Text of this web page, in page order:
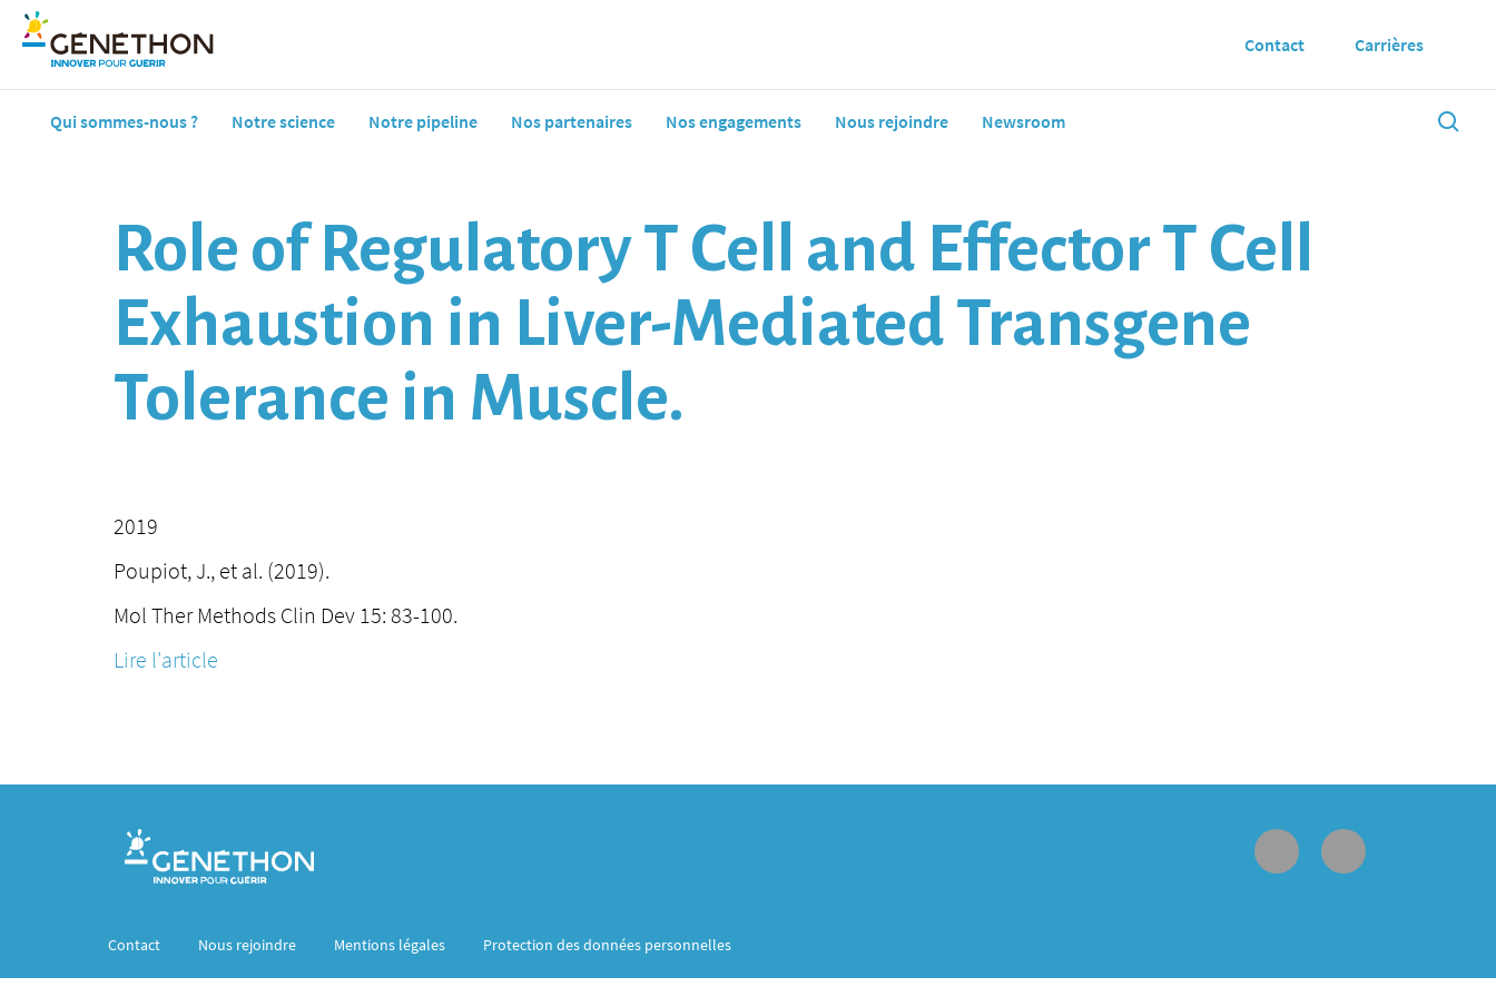
Qui sommes-nous ? Notre science Notre pipeline Nos partenaires Nos engagements Nous rejoindre Newsroom
Contact Carrières
Role of Regulatory T Cell and Effector T Cell
Exhaustion in Liver-Mediated Transgene
Tolerance in Muscle.
2019
Poupiot, J., et al. (2019).
Mol Ther Methods Clin Dev 15: 83-100.
Lire l'article
Contact Nous rejoindre Mentions légales Protection des données personnelles